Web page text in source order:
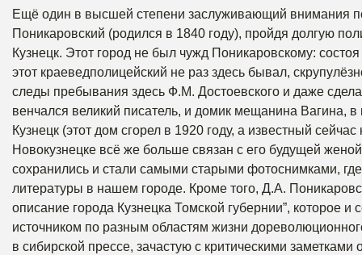
Ещё один в высшей степени заслуживающий внимания
Поникаровский (родился в 1840 году), пройдя долгую
Кузнецк. Этот город не был чужд Поникаровскому:
этот краеведполицейский не раз здесь бывал,
следы пребывания здесь Ф.М. Достоевского и даже
венчался великий писатель, и домик мещанина Вагина,
Кузнецк (этот дом сгорел в 1920 году, а известный
Новокузнецке всё же больше связан с его будущей
сохранились и стали самыми старыми фотоснимками,
литературы в нашем городе. Кроме того, Д.А.
описание города Кузнецка Томской губернии”, которое
источником по разным областям жизни
в сибирской прессе, зачастую с критическими